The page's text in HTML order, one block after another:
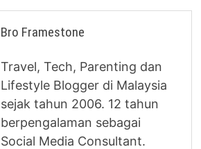
Bro Framestone
Travel, Tech, Parenting dan
Lifestyle Blogger di Malaysia
sejak tahun 2006. 12 tahun
berpengalaman sebagai
Social Media Consultant.